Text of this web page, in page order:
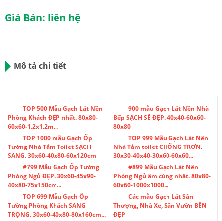
Giá Bán: liên hệ
Mô tả chi tiết
TOP 500 Mẫu Gạch Lát Nền
Phòng Khách ĐẸP nhất. 80x80-
60x60-1.2x1.2m...
900 mẫu Gạch Lát Nền Nhà
Bếp SẠCH SẼ ĐẸP. 40x40-60x60-
80x80
TOP 1000 mẫu Gạch Ốp
Tường Nhà Tắm Toilet SẠCH
SANG. 30x60-40x80-60x120cm
TOP 999 Mẫu Gạch Lát Nền
Nhà Tắm toilet CHỐNG TRƠN.
30x30-40x40-30x60-60x60...
#799 Mẫu Gạch Ốp Tường
Phòng Ngủ ĐẸP. 30x60-45x90-
40x80-75x150cm...
#899 Mẫu Gạch Lát Nền
Phòng Ngủ ấm cúng nhất. 80x80-
60x60-1000x1000...
TOP 699 Mẫu Gạch Ốp
Tường Phòng Khách SANG
TRỌNG. 30x60-40x80-80x160cm...
Các mẫu Gạch Lát Sân
Thượng, Nhà Xe, Sân Vườn BỀN
ĐẸP